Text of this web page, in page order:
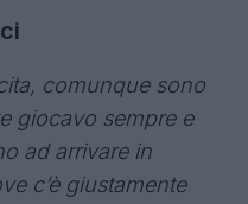
comunque sono
giocavo sempre e
ad arrivare in
c’è giustamente